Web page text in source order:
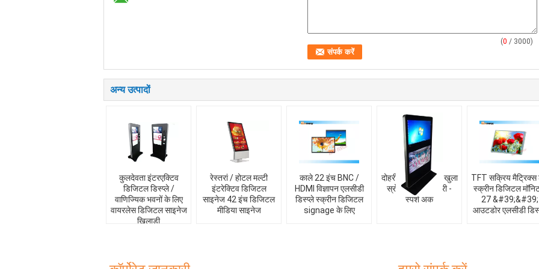
(0 / 3000)
अन्य उत्पादों
कुलदेवता इंटरएक्टिव
डिजिटल डिस्प्ले /
वाणिज्यिक भवनों के लिए
वायरलेस डिजिटल साइनेज
खिलाड़ी
रेस्तरां / होटल मल्टी
इंटरेक्टिव डिजिटल
साइनेज 42 इंच डिजिटल
मीडिया साइनेज
काले 22 इंच BNC /
HDMI विज्ञापन एलसीडी
डिस्प्ले स्क्रीन डिजिटल
signage के लिए
दोहरी स्क्रीन 42 इंच खुला
स्रोत डिजिटल दोहरी -
स्पर्श अंक
TFT सक्रिय
स्क्रीन डिजिटल
27 &#39;&#39;
आउटडोर एलसीडी